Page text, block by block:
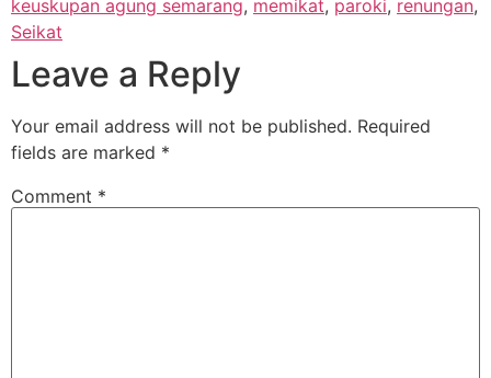
keuskupan agung semarang, memikat, paroki, renungan,
Seikat
Leave a Reply
Your email address will not be published. Required
fields are marked *
Comment *